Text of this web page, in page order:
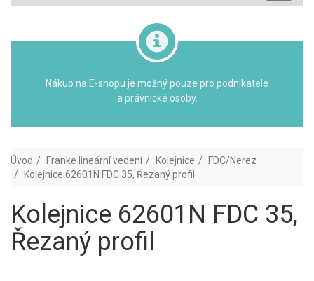
Nákup na E-shopu je možný pouze pro podnikatele
a právnické osoby.
Úvod Franke lineární vedení Kolejnice
FDC/Nerez
Kolejnice 62601N FDC 35, Řezaný profil
Kolejnice 62601N FDC 35,
Řezaný profil